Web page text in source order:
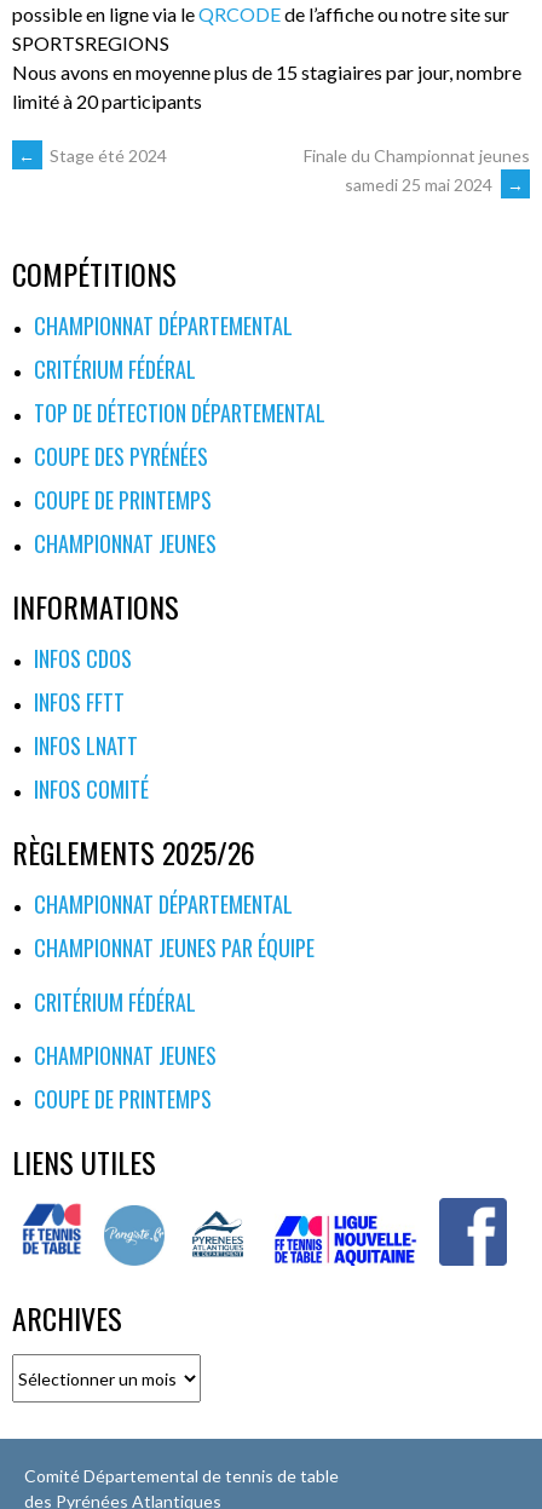
possible en ligne via leQRCODEde l’affiche ou notre site sur
SPORTSREGIONS
Nous avons en moyenne plus de 15 stagiaires par jour, nombre
limité à 20 participants
NAVIGATION
ARTICLES
← Stage été 2024
Finale du Championnat jeunes
samedi 25 mai 2024
→
COMPÉTITIONS
CHAMPIONNAT DÉPARTEMENTAL
CRITÉRIUM FÉDÉRAL
TOP DE DÉTECTION DÉPARTEMENTAL
COUPE DES PYRÉNÉES
COUPE DE PRINTEMPS
CHAMPIONNAT JEUNES
INFORMATIONS
INFOS CDOS
INFOS FFTT
INFOS LNATT
INFOS COMITÉ
RÈGLEMENTS 2025/26
CHAMPIONNAT DÉPARTEMENTAL
CHAMPIONNAT JEUNES PAR ÉQUIPE
CRITÉRIUM FÉDÉRAL
CHAMPIONNAT JEUNES
COUPE DE PRINTEMPS
LIENS UTILES
ARCHIVES
Comité Départemental de tennis de table
des Pyrénées Atlantiques